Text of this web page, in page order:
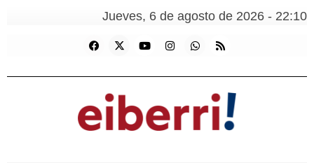
Jueves, 6 de agosto de 2026 - 22:10